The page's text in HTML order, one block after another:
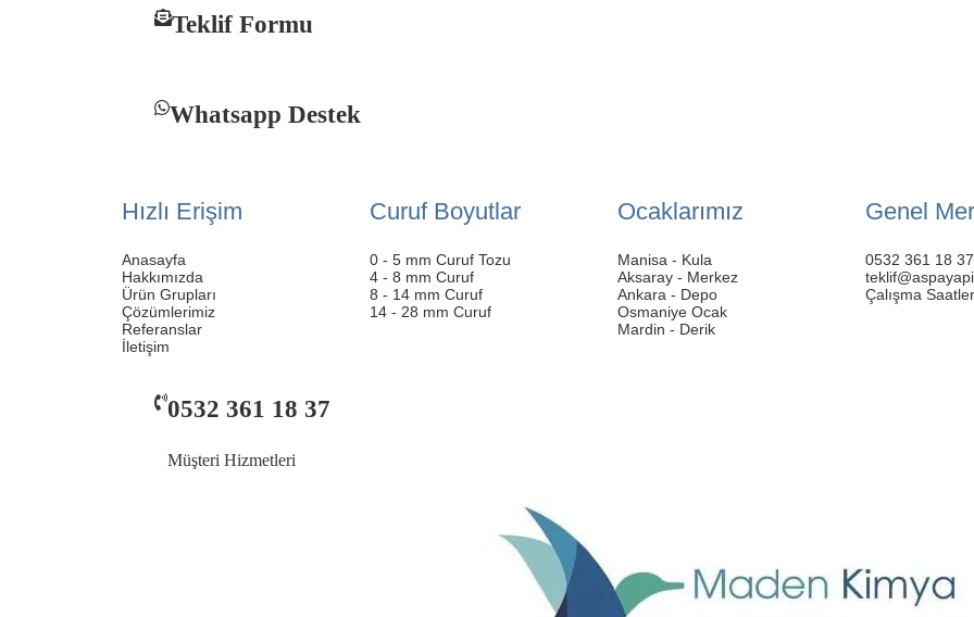
Teklif Formu
Whatsapp Destek
Hızlı Erişim
Anasayfa
Hakkımızda
Ürün Grupları
Çözümlerimiz
Referanslar
İletişim
Curuf Boyutlar
0 - 5 mm Curuf Tozu
4 - 8 mm Curuf
8 - 14 mm Curuf
14 - 28 mm Curuf
Ocaklarımız
Manisa - Kula
Aksaray - Merkez
Ankara - Depo
Osmaniye Ocak
Mardin - Derik
Genel
0532 361 18 37
Çalışma
0532 361 18 37
Müşteri Hizmetleri